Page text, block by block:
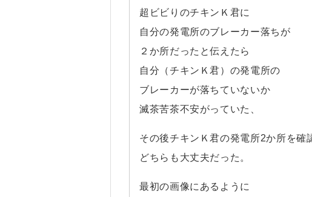
超ビビりのチキンＫ君に
自分の発電所のブレーカー落ちが
２か所だったと伝えたら
自分（チキンＫ君）の発電所の
ブレーカーが落ちていないか
滅茶苦茶不安がっていた、
その後チキンＫ君の発電所2か所を確
どちらも大丈夫だった。
最初の画像にあるように